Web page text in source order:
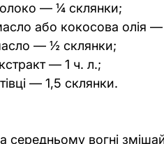
— ¼ склянки;
або кокосова олія
— ½ склянки;
— 1 ч. л.;
— 1,5 склянки.
середньому вогні